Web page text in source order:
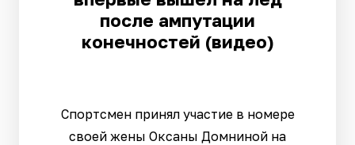
после ампутации
конечностей (видео)
Спортсмен принял участие в номере
своей жены Оксаны Домниной на